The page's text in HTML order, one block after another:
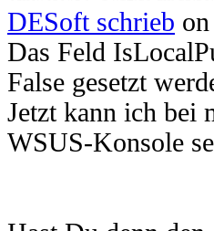
DESoft schrieb
Das Feld
False gesetzt
Jetzt kann ich bei
WSUS-Konsole